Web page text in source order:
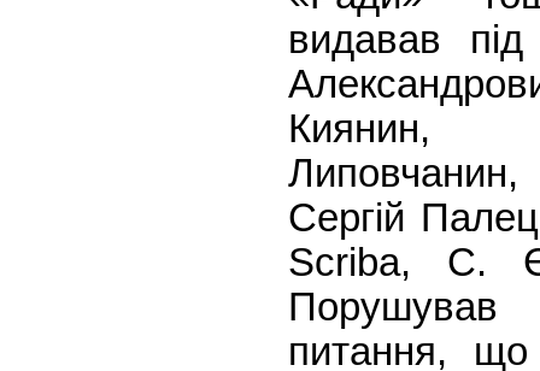
видавав
Киянин,
Сергій
Scriba, С.
Порушував
питання,